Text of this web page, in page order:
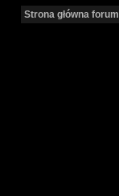
Strona główna forum